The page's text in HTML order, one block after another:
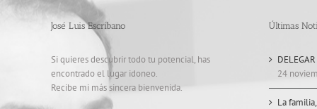
José Luis Escribano
Si quieres descubrir todo tu potencial, has
encontrado el lugar idoneo.
Recibe mi más sincera bienvenida.
Últimas
24
La